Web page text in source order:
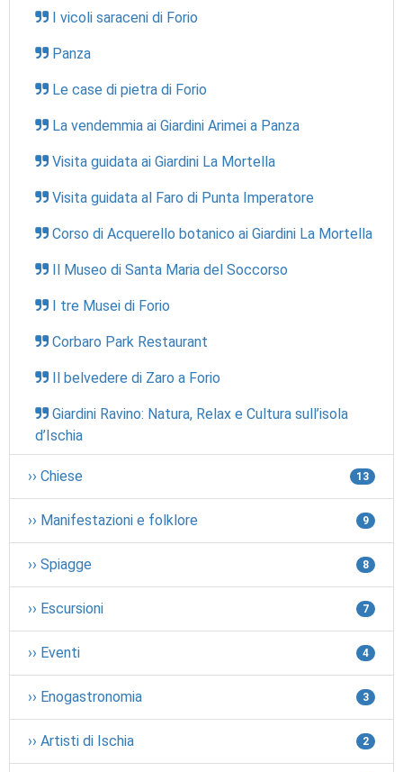
I vicoli saraceni di Forio
Panza
Le case di pietra di Forio
La vendemmia ai Giardini Arimei a Panza
Visita guidata ai Giardini La Mortella
Visita guidata al Faro di Punta Imperatore
Corso di Acquerello botanico ai Giardini La Mortella
Il Museo di Santa Maria del Soccorso
I tre Musei di Forio
Corbaro Park Restaurant
Il belvedere di Zaro a Forio
Giardini Ravino: Natura, Relax e Cultura sull’isola
d’Ischia
›› Chiese 13
›› Manifestazioni e folklore 9
›› Spiagge 8
›› Escursioni 7
›› Eventi 4
›› Enogastronomia 3
›› Artisti di Ischia 2